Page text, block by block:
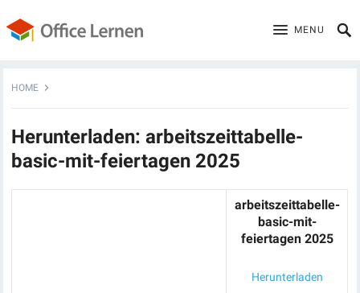
MENU
HOME
Herunterladen: arbeitszeittabelle-
basic-mit-feiertagen 2025
arbeitszeittabelle-
basic-mit-
feiertagen 2025
Herunterladen